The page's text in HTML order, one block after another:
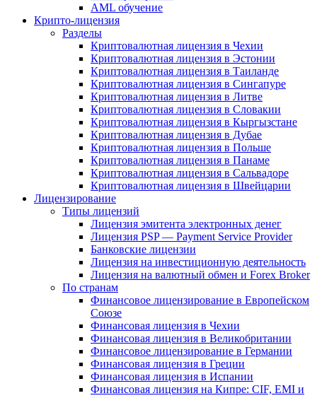
AML обучение
Крипто-лицензия
Разделы
Криптовалютная лицензия в Чехии
Криптовалютная лицензия в Эстонии
Криптовалютная лицензия в Таиланде
Криптовалютная лицензия в Сингапуре
Криптовалютная лицензия в Литве
Криптовалютная лицензия в Словакии
Криптовалютная лицензия в Кыргызстане
Криптовалютная лицензия в Дубае
Криптовалютная лицензия в Польше
Криптовалютная лицензия в Панаме
Криптовалютная лицензия в Сальвадоре
Криптовалютная лицензия в Швейцарии
Лицензирование
Типы лицензий
Лицензия эмитента электронных денег
Лицензия PSP — Payment Service Provider
Банковские лицензии
Лицензия на инвестиционную деятельность
Лицензия на валютный обмен и Forex Broker
По странам
Финансовое лицензирование в Европейском
Союзе
Финансовая лицензия в Чехии
Финансовая лицензия в Великобритании
Финансовое лицензирование в Германии
Финансовая лицензия в Греции
Финансовая лицензия в Испании
Финансовая лицензия на Кипре: CIF, EMI и